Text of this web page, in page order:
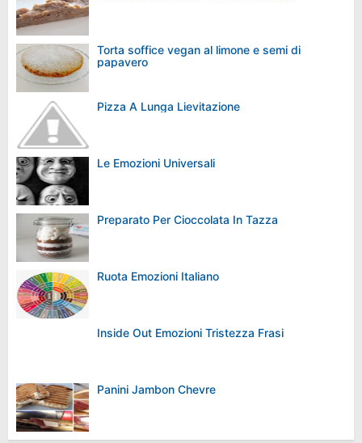
Torta soffice vegan al limone e semi di
papavero
Pizza A Lunga Lievitazione
Le Emozioni Universali
Preparato Per Cioccolata In Tazza
Ruota Emozioni Italiano
Inside Out Emozioni Tristezza Frasi
Panini Jambon Chevre